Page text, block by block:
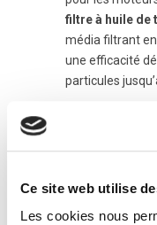
Ce site web utilise
Les cookies nous
filtre à huile de
média filtrant en
une efficacité
particules